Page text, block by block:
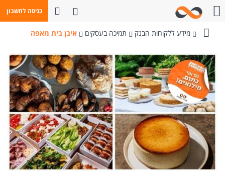
כניסה לחשבון
פתח חיפושחייגו אלינו
מזרחי-טפחות
מידע ללקוחות הבנק תמיכה בעסקים איבן בית מאפה